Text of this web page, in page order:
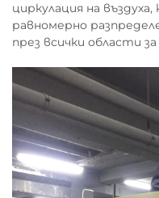
циркулация на
равномерно
през всички области за